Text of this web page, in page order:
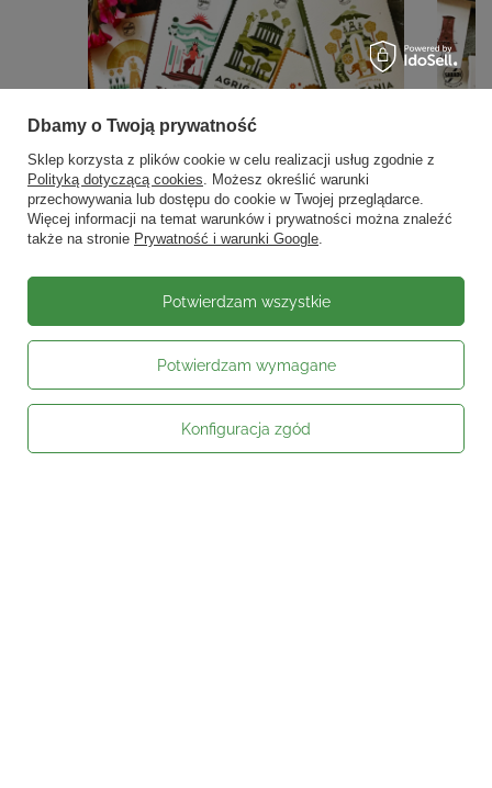
Moje zamówienie
Dbamy o Twoją prywatność
Sklep korzysta z plików cookie w celu realizacji usług zgodnie z
Polityką dotyczącą cookies. Możesz określić warunki
przechowywania lub dostępu do cookie w Twojej przeglądarce.
Więcej informacji na temat warunków i prywatności można znaleźć
także na stronie Prywatność i warunki Google.
Potwierdzam wymagane
Konfiguracja zgód
Potwierdzam wszystkie